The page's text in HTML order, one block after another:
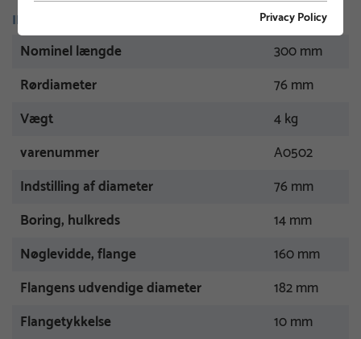
INFORMATION
Nominel længde
300 mm
Rørdiameter
76 mm
Vægt
4 kg
varenummer
A0502
Indstilling af diameter
76 mm
Boring, hulkreds
14 mm
Nøglevidde, flange
160 mm
Flangens udvendige diameter
182 mm
Flangetykkelse
10 mm
Privacy Policy